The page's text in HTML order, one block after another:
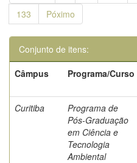
133
Póximo
Conjunto de itens:
Câmpus
Programa/Curso
Curitiba
Programa de
Pós-Graduação
em Ciência e
Tecnologia
Ambiental